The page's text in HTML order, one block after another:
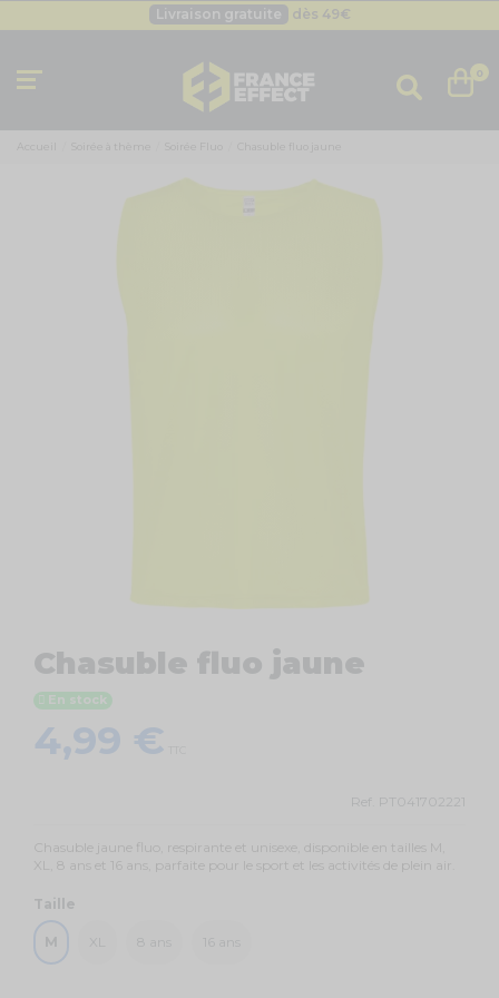
Livraison gratuite dès 49€
Livraison gratuite dès 49 0
Accueil Soirée à thème Chasuble fluo jaune
Chasuble fluo jaune
En stock
4,99 €
Ref. PT041702221
Chasuble jaune fluo, respirante et unisexe, disponible en tailles M,
XL, 8 ans et 16 ans, parfaite pour le sport et les activités de plein air.
Taille